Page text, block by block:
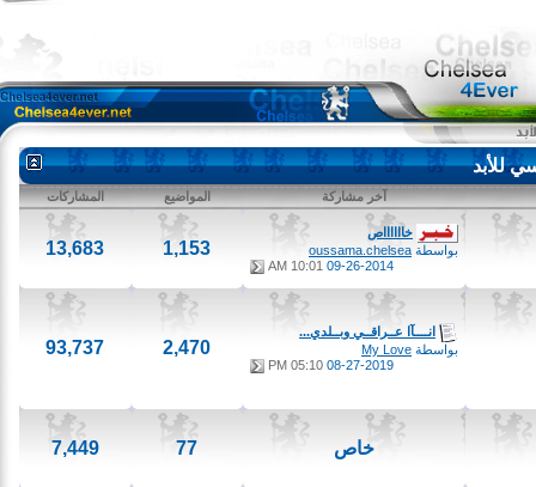
آخر مشاركة المواضيع المشاركات
خااااااص
بواسطةoussama.chelsea
09-26-2014
10:01 AM
1,153
13,683
انــــآا عــراقــي وبــلدي...
بواسطةMy Love
08-27-2019
05:10 PM
2,470
93,737
خاص 7,449